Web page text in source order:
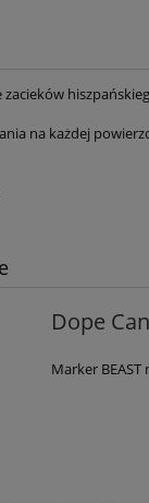
zacieków
na każdej
Dope
Marker